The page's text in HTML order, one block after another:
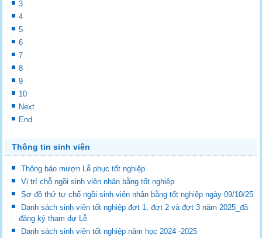
3
4
5
6
7
8
9
10
Next
End
Thông tin sinh viên
Thông báo mượn Lễ phục tốt nghiệp
Vị trí chỗ ngồi sinh viên nhận bằng tốt nghiệp
Sơ đồ thứ tự chổ ngồi sinh viên nhận bằng tốt nghiệp ngày 09/10/25
Danh sách sinh viên tốt nghiệp đợt 1, đợt 2 và đợt 3 năm 2025_đã
đăng ký tham dự Lễ
Danh sách sinh viên tốt nghiệp năm học 2024 -2025